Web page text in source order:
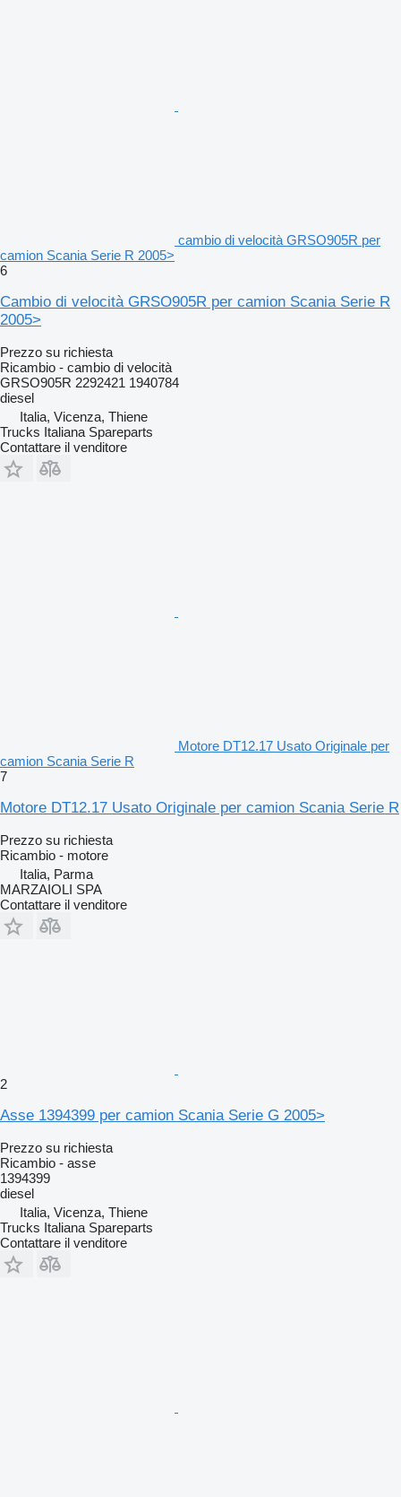
cambio di velocità GRSO905R per
camion Scania Serie R 2005>
6
Cambio di velocità GRSO905R per camion Scania Serie R
2005>
Prezzo su richiesta
Ricambio - cambio di velocità
GRSO905R 2292421 1940784
diesel
Italia, Vicenza, Thiene
Trucks Italiana Spareparts
Contattare il venditore
Motore DT12.17 Usato Originale per
camion Scania Serie R
7
Motore DT12.17 Usato Originale per camion Scania Serie R
Prezzo su richiesta
Ricambio - motore
Italia, Parma
MARZAIOLI SPA
Contattare il venditore
2
Asse 1394399 per camion Scania Serie G 2005>
Prezzo su richiesta
Ricambio - asse
1394399
diesel
Italia, Vicenza, Thiene
Trucks Italiana Spareparts
Contattare il venditore